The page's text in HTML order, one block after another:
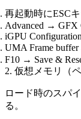
再起動時にESC
Advanced → GFX
iGPU
UMA Frame
F10 → Save &
2. 仮想メモリ（
ロード時のスパ
る。